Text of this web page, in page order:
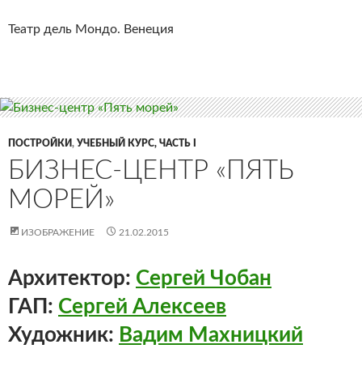
Театр дель Мондо. Венеция
ПОСТРОЙКИ, УЧЕБНЫЙ КУРС, ЧАСТЬ I
БИЗНЕС-ЦЕНТР «ПЯТЬ
МОРЕЙ»
ИЗОБРАЖЕНИЕ 21.02.2015
Архитектор: Сергей Чобан
ГАП: Сергей Алексеев
Художник: Вадим Махницкий